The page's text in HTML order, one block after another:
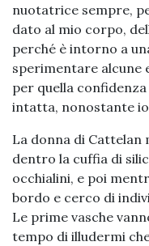
nuotatrice sempre,
dato al mio corpo,
perché è intorno a
sperimentare alcune
per quella confidenza
intatta, nonostante
La donna di Cattelan
dentro la cuffia di
occhialini, e poi
bordo e cerco di
Le prime vasche
tempo di illudermi